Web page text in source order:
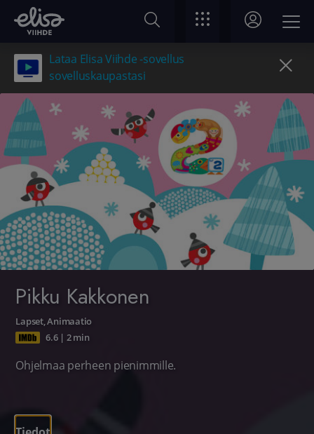
Lataa Elisa Viihde -sovellus
sovelluskaupastasi
Pikku Kakkonen
Lapset,Animaatio
6.6| 2 min
Ohjelmaa perheen pienimmille.